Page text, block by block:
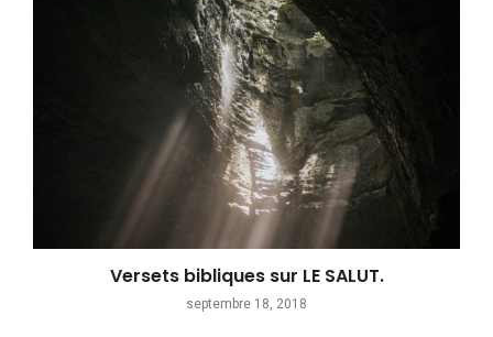
Versets bibliques sur LE SALUT.
septembre 18, 2018